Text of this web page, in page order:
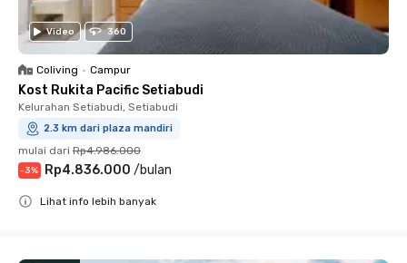
Video 360
Coliving • Campur
Kost Rukita Pacific Setiabudi
Kelurahan Setiabudi, Setiabudi
2.3 km dari plaza mandiri
mulai dari Rp4.986.000
-3% Rp4.836.000 /bulan
Lihat info lebih banyak